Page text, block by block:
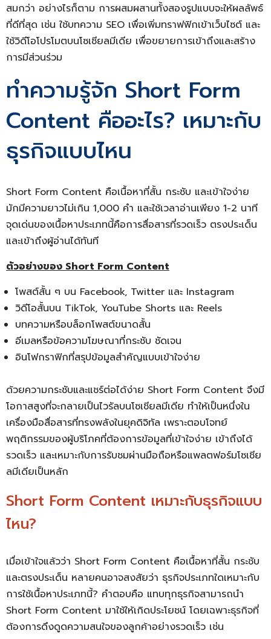
สมกว่า อย่างไรก็ตาม การผสมผสานทั้งสองรูปแบบจะให้ผลลัพธ์
ที่ดีที่สุด เช่น ใช้บทความ SEO เพื่อเพิ่มทราฟฟิกเข้าเว็บไซต์ และ
ใช้วิดีโอโปรโมตบนโซเชียลมีเดีย เพื่อขยายการเข้าถึงและสร้าง
การมีส่วนร่วม
ทำความรู้จัก Short Form
Content คืออะไร? เหมาะกับ
ธุรกิจแบบไหน
Short Form Content คือเนื้อหาที่สั้น กระชับ และเข้าใจง่าย
มักมีความยาวไม่เกิน 1,000 คำ และใช้เวลาอ่านเพียง 1-2 นาที
จุดเด่นของเนื้อหาประเภทนี้คือการสื่อสารที่รวดเร็ว ตรงประเด็น
และเข้าถึงผู้อ่านได้ทันที
ตัวอย่างของ Short Form Content
โพสต์สั้น ๆ บน Facebook, Twitter และ Instagram
วิดีโอสั้นบน TikTok, YouTube Shorts และ Reels
บทความหรือบล็อกโพสต์ขนาดสั้น
อีเมลหรือข้อความโฆษณาที่กระชับ ชัดเจน
อินโฟกราฟิกที่สรุปข้อมูลสำคัญแบบเข้าใจง่าย
ด้วยความกระชับและแชร์ต่อได้ง่าย Short Form Content จึงมี
โอกาสสูงที่จะกลายเป็นไวรัลบนโซเชียลมีเดีย ทำให้เป็นหนึ่งใน
เครื่องมือสื่อสารที่ทรงพลังในยุคดิจิทัล เพราะตอบโจทย์
พฤติกรรมของผู้บริโภคที่ต้องการข้อมูลที่เข้าใจง่าย เข้าถึงได้
รวดเร็ว และเหมาะกับการรับชมผ่านมือถือหรือแพลตฟอร์มโซเชีย
ลมีเดียเป็นหลัก
Short Form Content เหมาะกับธุรกิจแบบ
ไหน?
เมื่อเข้าใจแล้วว่า Short Form Content คือเนื้อหาที่สั้น กระชับ
และตรงประเด็น หลายคนอาจสงสัยว่า ธุรกิจประเภทใดเหมาะกับ
การใช้เนื้อหาประเภทนี้? คำตอบคือ แทบทุกธุรกิจสามารถนำ
Short Form Content มาใช้ให้เกิดประโยชน์ โดยเฉพาะธุรกิจที่
ต้องการดึงดูดความสนใจของลูกค้าอย่างรวดเร็ว เช่น